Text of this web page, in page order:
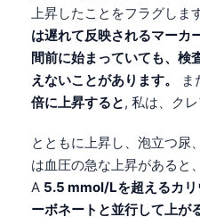
上昇したことをフラグしま
は遅れて反映されるマー
間前に始まっていても、検
えないことがあります。
ま
倍に上昇すると, 私は、ク
とともに上昇し、泡立つ尿
は血圧の急な上昇があると
A 5.5 mmol/Lを超えるカリ
ーボネートと並行して上が